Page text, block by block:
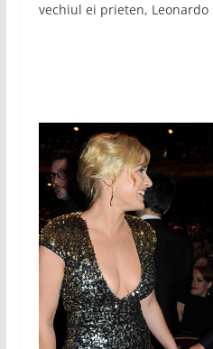
vechiul ei prieten, Leonardo